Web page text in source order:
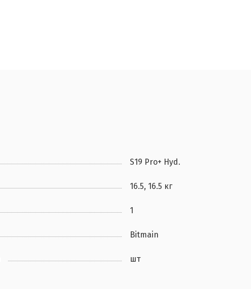
S19 Pro+ Hyd.
16.5, 16.5 кг
1
Bitmain
шт